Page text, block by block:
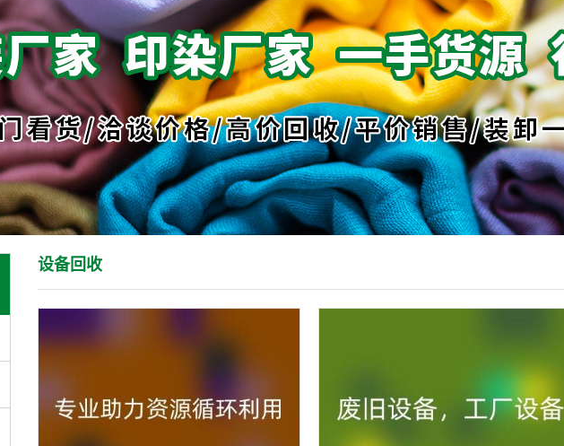
设备回收